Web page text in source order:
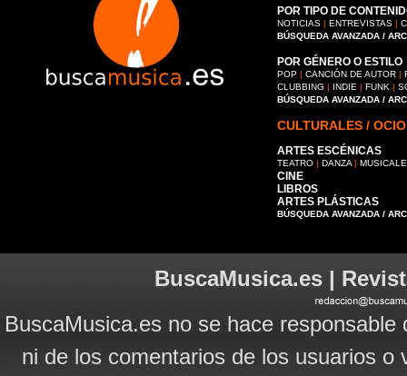
POR TIPO DE
NOTICIAS | ENTREVISTAS |
BÚSQUEDA AVANZADA /
POR GÉNERO O ESTILO
POP | CANCIÓN DE AUTOR |
CLUBBING | INDIE | FUNK |
BÚSQUEDA AVANZADA /
CULTURALES / OCIO
ARTES ESCÉNICAS
TEATRO | DANZA |
CINE
LIBROS
ARTES PLÁSTICAS
BÚSQUEDA AVANZADA /
BuscaMusica.es |
BuscaMusica.es no se hace
ni de los comentarios de los usuarios